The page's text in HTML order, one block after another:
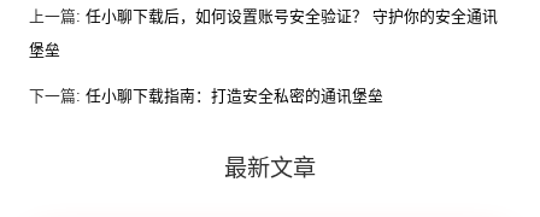
上一篇: 任小聊下载后，如何设置账号安全验证？ 守护你的安全通讯
堡垒
下一篇: 任小聊下载指南：打造安全私密的通讯堡垒
最新文章